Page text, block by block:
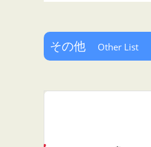
その他 Other List